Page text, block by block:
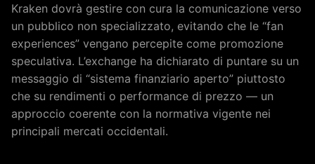
Kraken dovrà gestire con cura la comunicazione verso
un pubblico non specializzato, evitando che le “fan
experiences” vengano percepite come promozione
speculativa. L’exchange ha dichiarato di puntare su un
messaggio di “sistema finanziario aperto” piuttosto
che su rendimenti o performance di prezzo — un
approccio coerente con la normativa vigente nei
principali mercati occidentali.